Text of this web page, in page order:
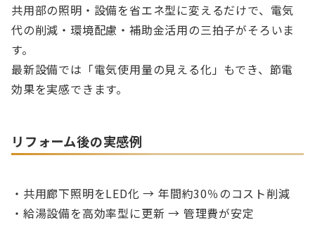
共用部の照明・設備を省エネ型に変えるだけで、電気
代の削減・環境配慮・補助金活用の三拍子がそろいま
す。
最新設備では「電気使用量の見える化」もでき、節電
効果を実感できます。
リフォーム後の実感例
・共用廊下照明をLED化 → 年間約30％のコスト削減
・給湯設備を高効率型に更新 → 管理費が安定